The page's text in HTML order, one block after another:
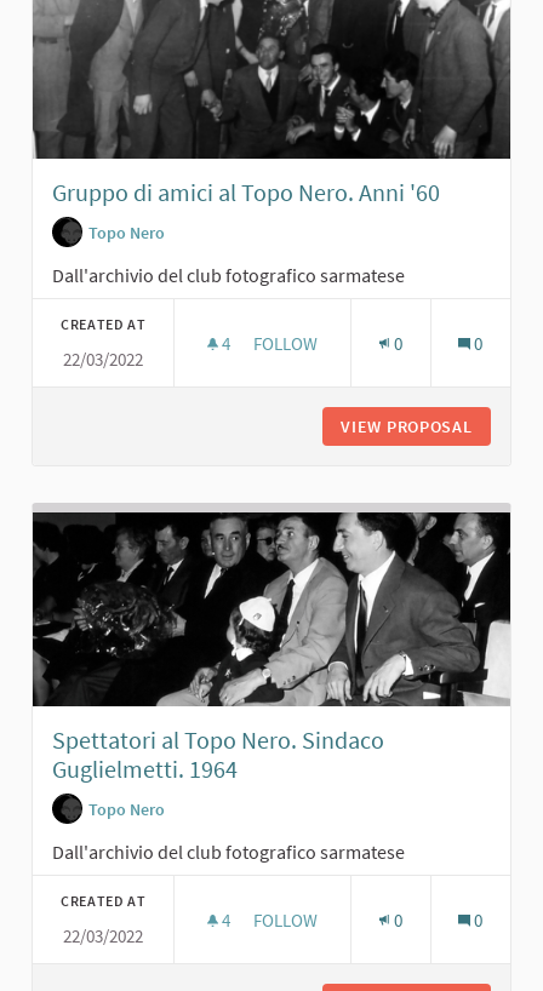
Gruppo di amici al Topo Nero. Anni '60
Topo Nero
Dall'archivio del club fotografico sarmatese
CREATED AT
22/03/2022
4 4 FOLLOWERS
FOLLOW 0 0
VIEW PROPOSAL
Spettatori al Topo Nero. Sindaco
Guglielmetti. 1964
Topo Nero
Dall'archivio del club fotografico sarmatese
CREATED AT
22/03/2022
4 4 FOLLOWERS
FOLLOW 0 0